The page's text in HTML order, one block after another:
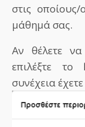
στις
μάθημά σας.
Αν θέλετε να
επιλέξτε το
συνέχεια